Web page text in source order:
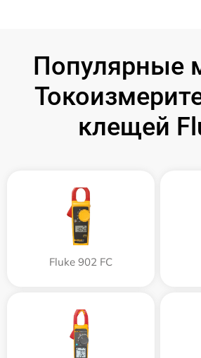
Популярные
клещей
Fluke 902 FC